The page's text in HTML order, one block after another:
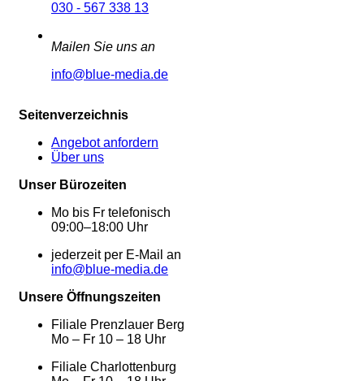
030 - 567 338 13
Mailen Sie uns an
info@blue-media.de
Seitenverzeichnis
Angebot anfordern
Über uns
Unser Bürozeiten
Mo bis Fr telefonisch
09:00–18:00 Uhr
jederzeit per E-Mail an
info@blue-media.de
Unsere Öffnungszeiten
Filiale Prenzlauer Berg
Mo – Fr 10 – 18 Uhr
Filiale Charlottenburg